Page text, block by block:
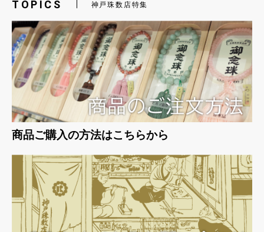
お買い物を続ける カートへ進む
TOPICS 神戸珠数店特集
商品ご購入の方法はこちらから